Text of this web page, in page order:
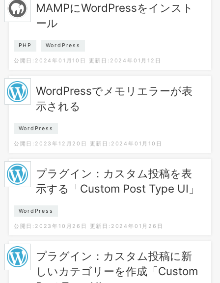
MAMPにWordPressをインスト
ール
PHP WordPress
公開日:2024年01月10日 更新日:2024年01月12日
WordPressでメモリエラーが表
示される
WordPress
公開日:2023年12月20日 更新日:2024年01月10日
プラグイン：カスタム投稿を表
示する「Custom Post Type UI」
WordPress
公開日:2023年10月26日 更新日:2024年01月26日
プラグイン：カスタム投稿に新
しいカテゴリーを作成「Custom